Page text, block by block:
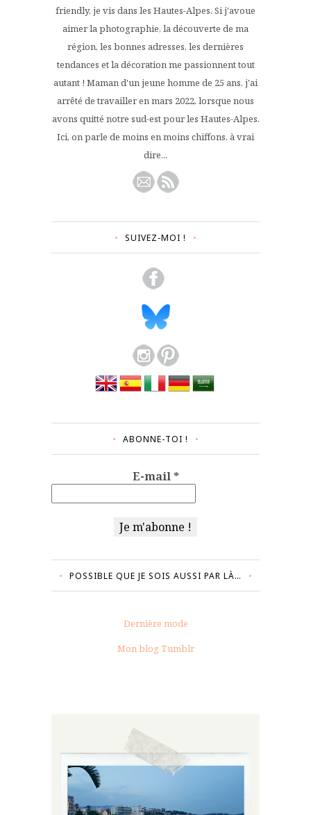
friendly, je vis dans les Hautes-Alpes. Si j'avoue
aimer la photographie, la découverte de ma
région, les bonnes adresses, les dernières
tendances et la décoration me passionnent tout
autant ! Maman d'un jeune homme de 25 ans, j'ai
arrêté de travailler en mars 2022, lorsque nous
avons quitté notre sud-est pour les Hautes-Alpes.
Ici, on parle de moins en moins chiffons, à vrai
dire...
SUIVEZ-MOI !
ABONNE-TOI !
E-mail*
POSSIBLE QUE JE SOIS AUSSI PAR LÀ…
Dernière mode
Mon blog Tumblr